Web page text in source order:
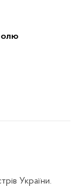
України.